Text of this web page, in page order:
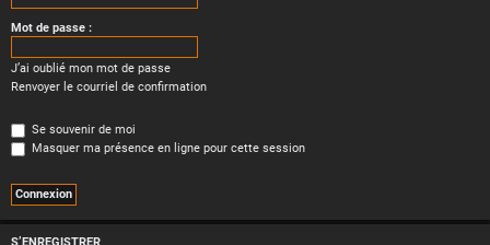
Mot de passe :
J’ai oublié mon mot de passe
Renvoyer le courriel de confirmation
Se souvenir de moi
Masquer ma présence en ligne pour cette session